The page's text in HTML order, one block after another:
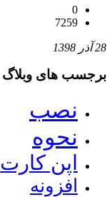
0
7259
28 آذر 1398
برجسب های وبلاگ
نصب
نحوه
اپن کارت
افزونه